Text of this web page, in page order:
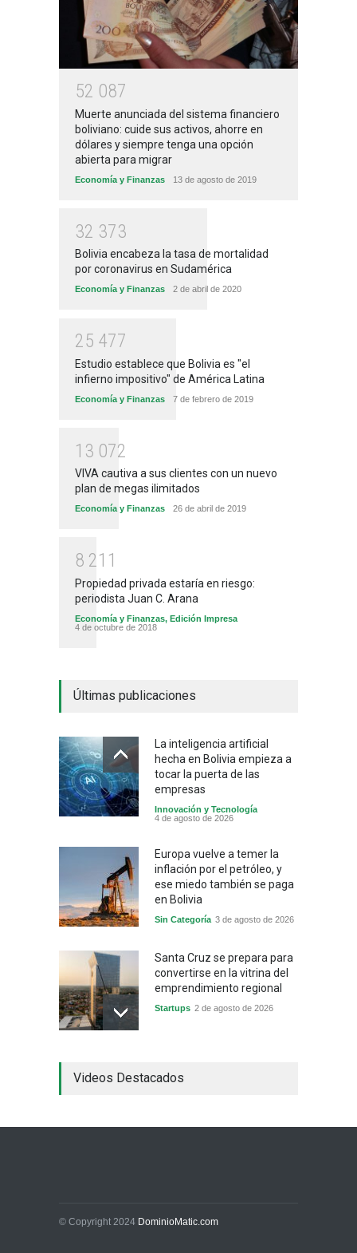
52 087
Muerte anunciada del sistema financiero
boliviano: cuide sus activos, ahorre en
dólares y siempre tenga una opción
abierta para migrar
Economía y Finanzas 13 de agosto de 2019
32 373
Bolivia encabeza la tasa de mortalidad
por coronavirus en Sudamérica
Economía y Finanzas 2 de abril de 2020
25 477
Estudio establece que Bolivia es "el
infierno impositivo" de América Latina
Economía y Finanzas 7 de febrero de 2019
1 3 072
VIVA cautiva a sus clientes con un nuevo
plan de megas ilimitados
Economía y Finanzas 26 de abril de 2019
8 21 1
Propiedad privada estaría en riesgo:
periodista Juan C. Arana
Economía y Finanzas, Edición Impresa
4 de octubre de 2018
Últimas publicaciones
La inteligencia artificial
hecha en Bolivia empieza a
tocar la puerta de las
empresas
Innovación y Tecnología
4 de agosto de 2026
Europa vuelve a temer la
inflación por el petróleo, y
ese miedo también se paga
en Bolivia
Sin Categoría 3 de agosto de 2026
Santa Cruz se prepara para
convertirse en la vitrina del
emprendimiento regional
Startups 2 de agosto de 2026
industrial y el golpe puede
Sin Categoría 1 de agosto de 2026
Videos Destacados
© Copyright 2024 DominioMatic.com